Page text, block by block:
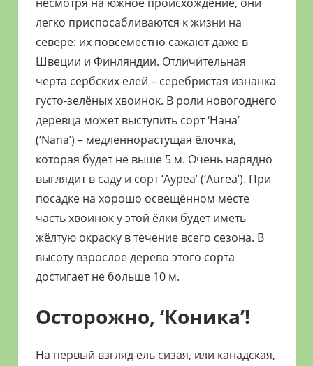
легко приспосабливаются к жизни на
севере: их повсеместно сажают даже в
Швеции и Финляндии. Отличительная
черта сербских елей – серебристая изнан­ка
густо-зелёных хвоинок. В роли новогоднего
деревца может выступить сорт ‘Нана’
(‘Nana’) – медленнорастущая ёлочка,
которая будет не выше 5 м. Очень нарядно
выглядит в саду и сорт ­‘Ауреа’ (‘Aurea’). При
посадке на хорошо освещённом месте
часть хвоинок у этой ёлки будет иметь
жёлтую окраску в течение всего сезона. В
высоту взрослое дерево этого сорта
достигает не больше 10 м.
Осторожно, ‘Коника’!
На первый взгляд ель сизая, или канадская,